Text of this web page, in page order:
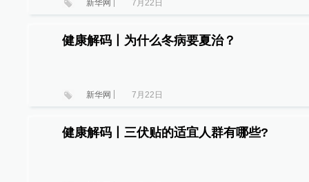
新华网 7月22日
健康解码丨为什么冬病要夏治？
新华网 7月22日
健康解码丨三伏贴的适宜人群有哪些?